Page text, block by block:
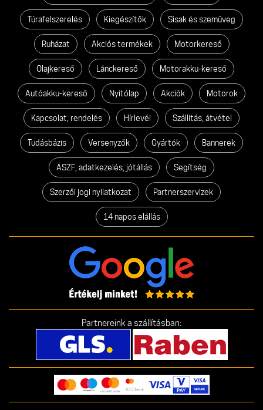
Túrafelszerelés Kiegészítők Sisak és szemüveg
Ruházat Akciós termékek Motorkereső
Olajkereső Lánckereső Motorakku-kereső
Autóakku-kereső Nyitólap Akciók Motorok
Kapcsolat, rendelés Hírlevél Szállítás, átvétel
Tudásbázis Versenyzők Gyártók Bannerek
ÁSZF, adatkezelés, jótállás Segítség
Szerzői jogi nyilatkozat Partnerszervizek
14 napos elállás
Partnereink a szállításban: